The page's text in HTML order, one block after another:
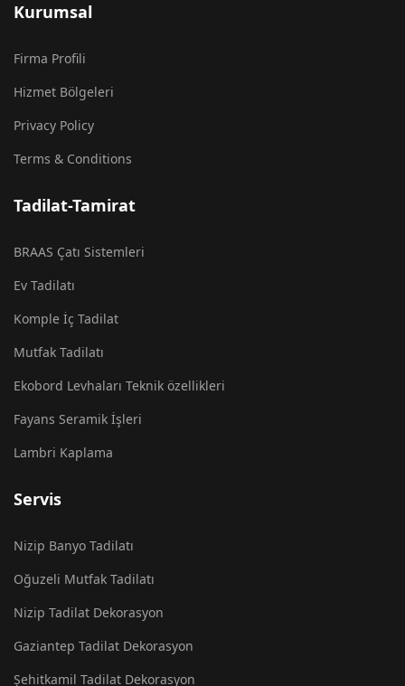
Kurumsal
Firma Profili
Hizmet Bölgeleri
Privacy Policy
Terms & Conditions
Tadilat-Tamirat
BRAAS Çatı Sistemleri
Ev Tadilatı
Komple İç Tadilat
Mutfak Tadilatı
Ekobord Levhaları Teknik özellikleri
Fayans Seramik İşleri
Lambri Kaplama
Servis
Nizip Banyo Tadilatı
Oğuzeli Mutfak Tadilatı
Nizip Tadilat Dekorasyon
Gaziantep Tadilat Dekorasyon
Şehitkamil Tadilat Dekorasyon